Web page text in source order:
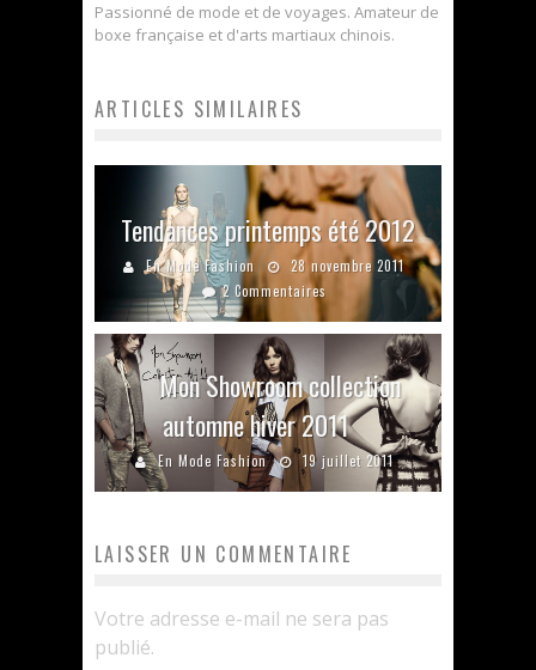
Passionné de mode et de voyages. Amateur de
boxe française et d'arts martiaux chinois.
ARTICLES SIMILAIRES
Tendances printemps été 2012
En Mode Fashion
28 novembre 2011
2 Commentaires
Mon Showroom collection
automne hiver 2011
En Mode Fashion 19 juillet 2011
LAISSER UN COMMENTAIRE
Votre adresse e-mail ne sera pas
publié.